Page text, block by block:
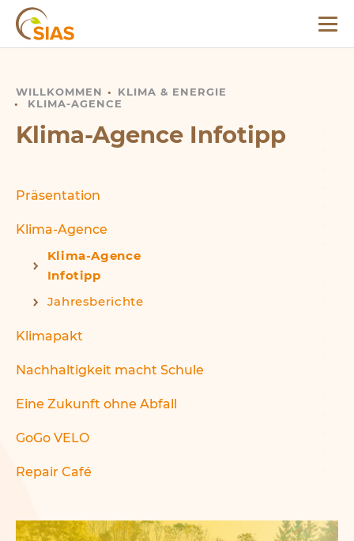
Menü
WILLKOMMEN KLIMA & ENERGIE
KLIMA-AGENCE
KLIMA-AGENCE INFOTIPP
Klima-Agence Infotipp
Präsentation
Klima-Agence
Klima-Agence
Infotipp
Jahresberichte
Klimapakt
Nachhaltigkeit macht Schule
Eine Zukunft ohne Abfall
GoGo VELO
Repair Café